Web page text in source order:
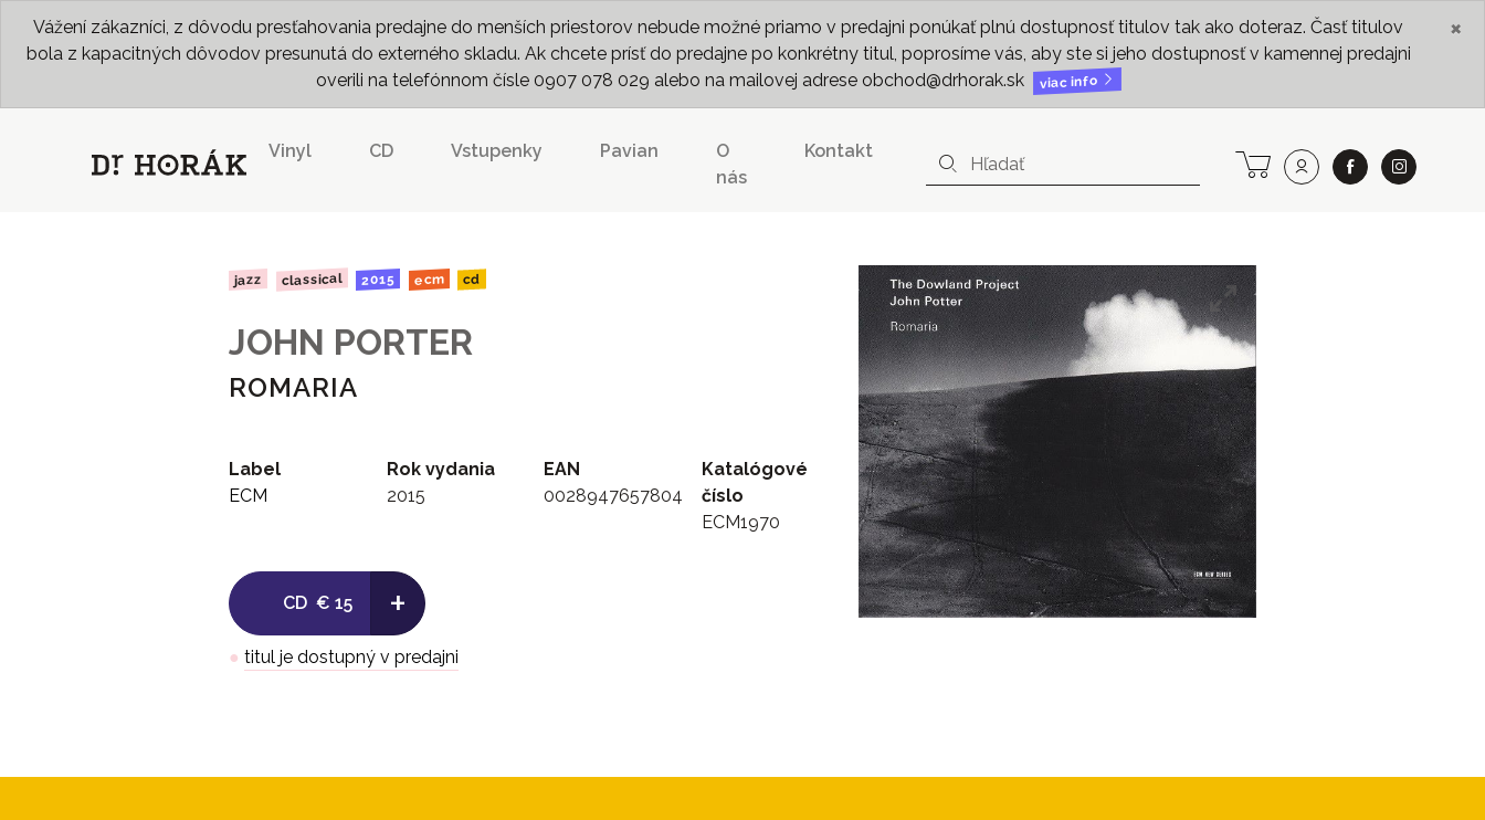
Vážení zákazníci, z dôvodu presťahovania predajne do menších priestorov nebude možné priamo v predajni ponúkať plnú dostupnosť titulov tak ako doteraz. Časť titulov
bola z kapacitných dôvodov presunutá do externého skladu. Ak chcete prísť do predajne po konkrétny titul, poprosíme vás, aby ste si jeho dostupnosť v kamennej predajni
overili na telefónnom čísle 0907 078 029 alebo na mailovej adrese obchod@drhorak.sk
viac info
×
Vinyl CD Vstupenky Pavian
O
nás
Kontakt
jazz classical 2015 ecm cd
JOHN PORTER
ROMARIA
Label
ECM
Rok vydania
2015
EAN
0028947657804
Katalógové
číslo
ECM1970
CD € 15 +
● titul je dostupný v predajni